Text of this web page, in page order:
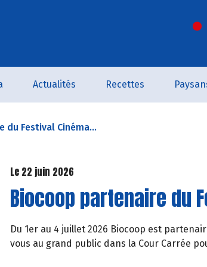
Actualités Recettes
du Festival Cinéma...
Le 22 juin 2026
Biocoop partenaire du
Du 1er au 4 juillet 2026 Biocoop est
vous au grand public dans la Cour Carrée